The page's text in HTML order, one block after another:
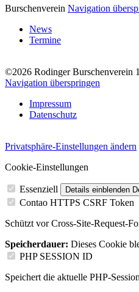
Burschenverein Navigation
News
Termine
©2026 Rodinger Burschenverein
Navigation überspringen
Impressum
Datenschutz
Privatsphäre-Einstellungen ändern
Cookie-Einstellungen
Essenziell Details einblenden
Contao HTTPS CSRF Token
Schützt vor Cross-Site-Request-
Speicherdauer: Dieses Cookie
PHP SESSION ID
Speichert die aktuelle PHP-